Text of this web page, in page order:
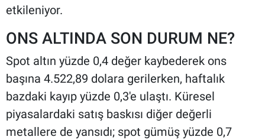
etkileniyor.
ONS ALTINDA SON DURUM NE?
Spot altın yüzde 0,4 değer kaybederek ons
başına 4.522,89 dolara gerilerken, haftalık
bazdaki kayıp yüzde 0,3'e ulaştı. Küresel
piyasalardaki satış baskısı diğer değerli
metallere de yansıdı; spot gümüş yüzde 0,7